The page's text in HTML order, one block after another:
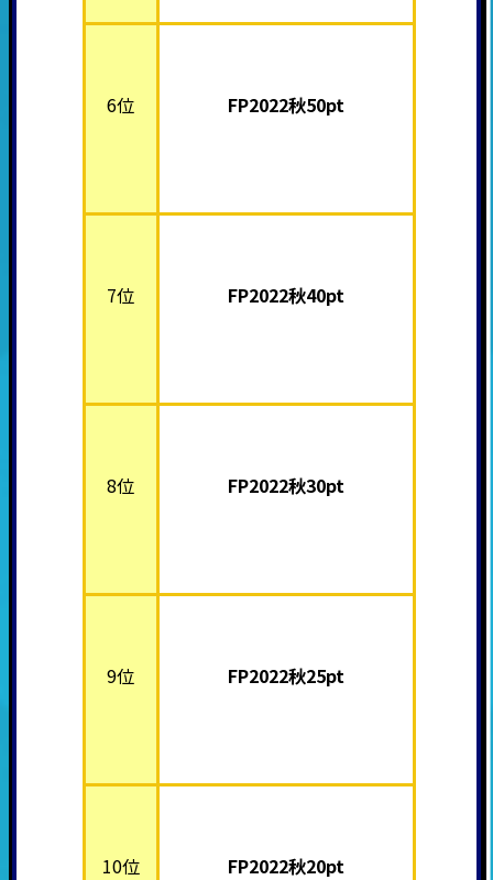
6位 FP2022秋50pt
7位 FP2022秋40pt
8位 FP2022秋30pt
9位 FP2022秋25pt
10位 FP2022秋20pt